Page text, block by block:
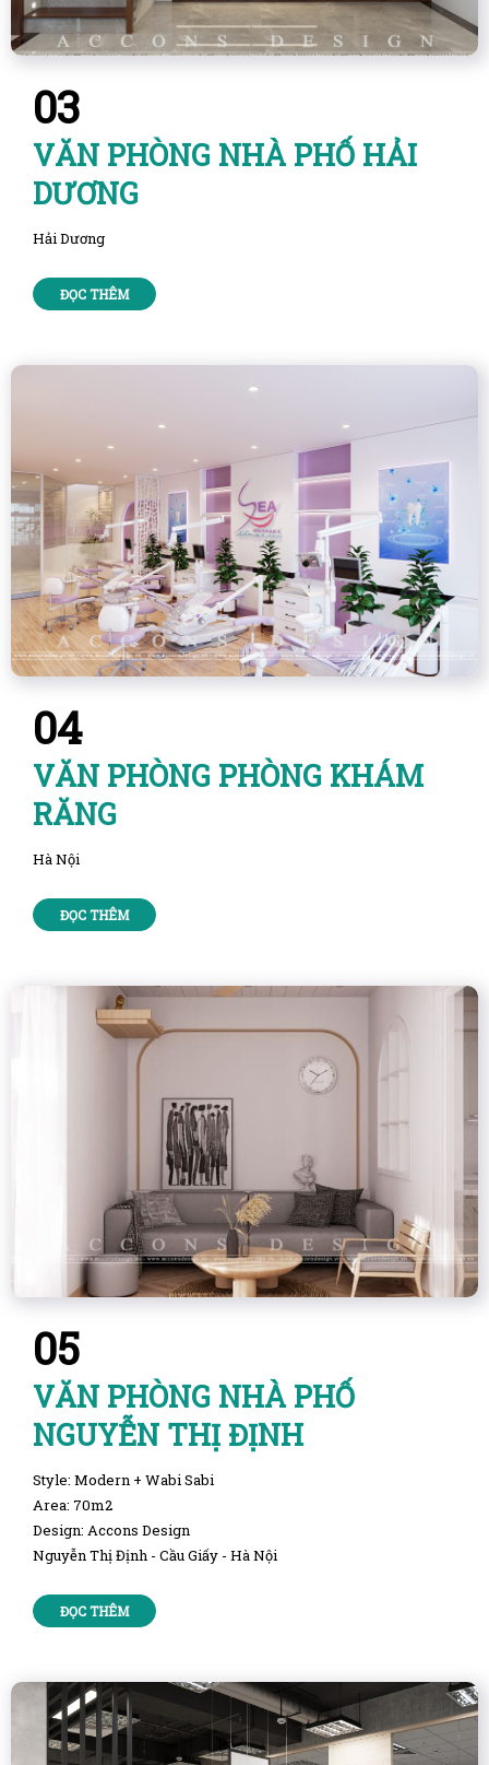
03
VĂN PHÒNG NHÀ PHỐ HẢI
DƯƠNG
Hải Dương
ĐỌC THÊM
04
VĂN PHÒNG PHÒNG KHÁM
RĂNG
Hà Nội
ĐỌC THÊM
05
VĂN PHÒNG NHÀ PHỐ
NGUYỄN THỊ ĐỊNH
Style: Modern + Wabi Sabi
Area: 70m2
Design: Accons Design
Nguyễn Thị Định - Cầu Giấy - Hà Nội
ĐỌC THÊM